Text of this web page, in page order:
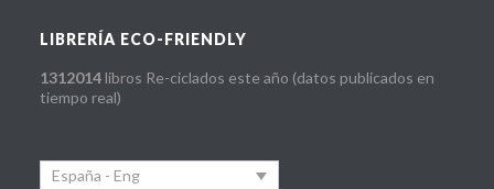
LIBRERÍA ECO-FRIENDLY
1312014libros Re-ciclados este año (datos publicados en
tiempo real)
España - Eng